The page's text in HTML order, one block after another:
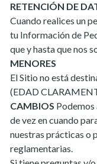
RETENCIÓN DE
Cuando realices un
tu Información de
que y hasta que nos
MENORES
El Sitio no está
(EDAD
CAMBIOS
de vez en cuando
nuestras prácticas o
reglamentarias.